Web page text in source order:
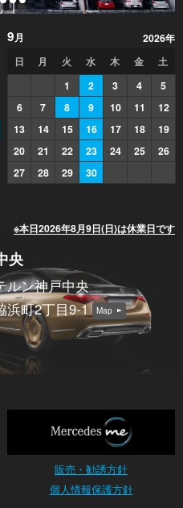
9月
2026年
日
月 火 水 木 金
土
1
2 3 4
5
6
7 8 9 10 11
12
13
14 15 16 17 18
19
20
21 22 23 24 25
26
27
28 29 30
※本日2026年8月9日(日)は休業日です
央
ルン神戸中央
浜町2丁目9-1 Map
販売・勧誘方針
個人情報保護方針